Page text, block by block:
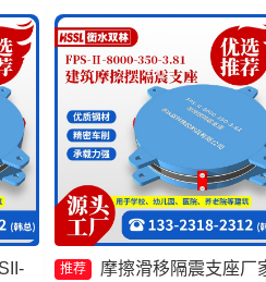
推荐
摩擦滑移隔震支座厂